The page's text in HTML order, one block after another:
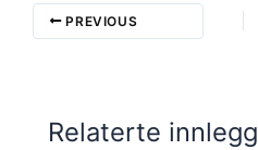
PREVIOUS
Relaterte innlegg